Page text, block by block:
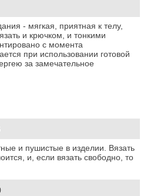
- мягкая, приятная к телу,
и крючком, и тонкими
с момента
при использовании готовой
за замечательное
и пушистые в изделии. Вязать
и, если вязать свободно, то